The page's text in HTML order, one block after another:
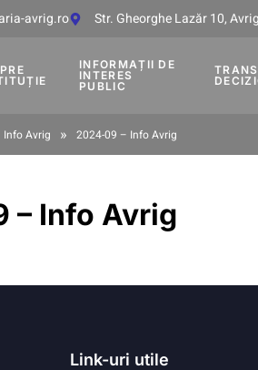
avrig.ro Str. Gheorghe Lazăr 10,
INFORMAȚII DE
INTERES
PUBLIC
Info Avrig » 2024-09 – Info Avrig
– Info Avrig
Link-uri utile